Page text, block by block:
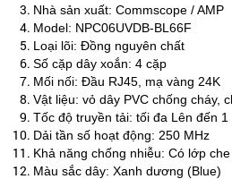
Nhà sản xuất: Commscope / AMP
Model: NPC06UVDB-BL66F
Loại lõi: Đồng nguyên chất
Số cặp dây xoắn: 4 cặp
Mối nối: Đầu RJ45, mạ vàng 24K
Vật liệu: vỏ dây PVC chống cháy,
Tốc độ truyền tải: tối đa Lên đến
Dải tần số hoạt động: 250 MHz
Khả năng chống nhiễu: Có lớp
Màu sắc dây: Xanh dương (Blue)